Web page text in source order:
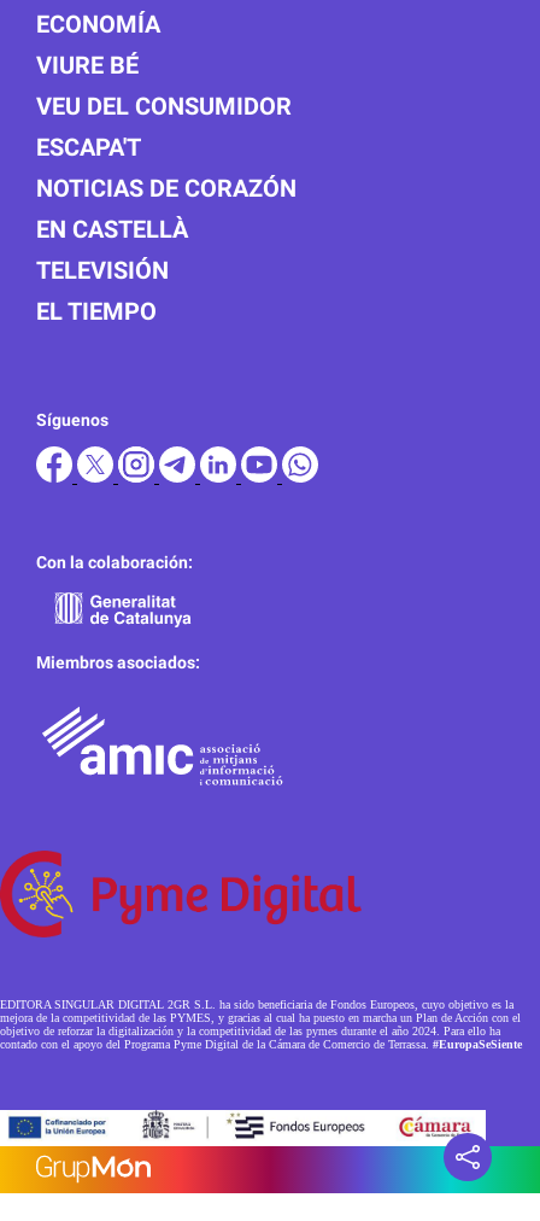
ECONOMÍA
VIURE BÉ
VEU DEL CONSUMIDOR
ESCAPA'T
NOTICIAS DE CORAZÓN
EN CASTELLÀ
TELEVISIÓN
EL TIEMPO
Síguenos
Con la colaboración:
Miembros asociados:
EDITORA SINGULAR DIGITAL 2GR S.L. ha sido beneficiaria de Fondos Europeos, cuyo objetivo es la
mejora de la competitividad de las PYMES, y gracias al cual ha puesto en marcha un Plan de Acción con el
objetivo de reforzar la digitalización y la competitividad de las pymes durante el año 2024. Para ello ha
contado con el apoyo del Programa Pyme Digital de la Cámara de Comercio de Terrassa. #EuropaSeSiente